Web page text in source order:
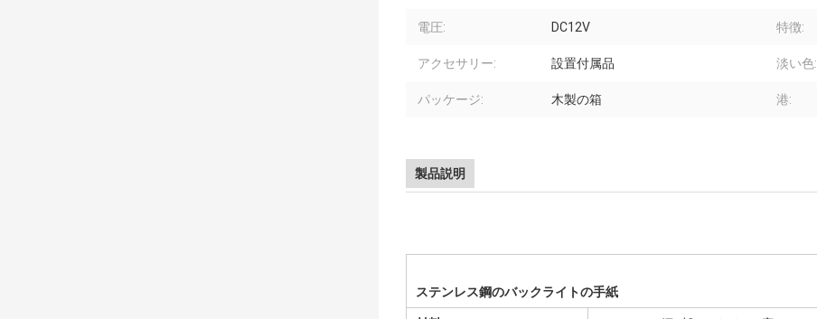
電圧: DC12V 特徴:
アクセサリー: 設置付属品 淡い色:
パッケージ: 木製の箱 港:
製品説明
ステンレス鋼のバックライトの手紙